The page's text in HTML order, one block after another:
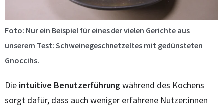
Foto: Nur ein Beispiel für eines der vielen Gerichte aus
unserem Test: Schweinegeschnetzeltes mit gedünsteten
Gnoccihs.
Die intuitive Benutzerführungwährend des Kochens
sorgt dafür, dass auch weniger erfahrene Nutzer:innen